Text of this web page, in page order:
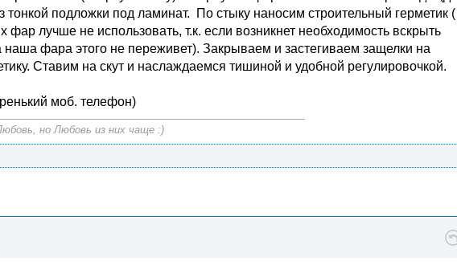
тонкой подложки под ламинат. По стыку наносим строительный герметик (
фар лучше не использовать, т.к. если возникнет необходимость вскрыть
наша фара этого не переживет). Закрываем и застегиваем защелки на
Ставим на скут и наслаждаемся тишиной и удобной регулировочкой.
моб. телефон)
но Любовь из них чаще :)